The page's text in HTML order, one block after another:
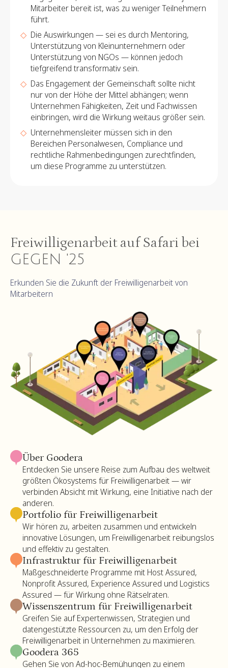
Mitarbeiter bereit ist, was zu weniger Teilnehmern
führt.
Die Auswirkungen — sei es durch Mentoring,
Unterstützung von Kleinunternehmern oder
Unterstützung von NGOs — können jedoch
tiefgreifend transformativ sein.
Das Engagement der Gemeinschaft sollte nicht
nur von der Höhe der Mittel abhängen; wenn
Unternehmen Fähigkeiten, Zeit und Fachwissen
einbringen, wird die Wirkung weitaus größer sein.
Unternehmensleiter müssen sich in den
Bereichen Personalwesen, Compliance und
rechtliche Rahmenbedingungen zurechtfinden,
um diese Programme zu unterstützen.
Freiwilligenarbeit auf Safari bei
GEGEN '25
Erkunden Sie die Zukunft der Freiwilligenarbeit von
Mitarbeitern
Über Goodera
Entdecken Sie unsere Reise zum Aufbau des weltweit
größten Ökosystems für Freiwilligenarbeit — wir
verbinden Absicht mit Wirkung, eine Initiative nach der
anderen.
Portfolio für Freiwilligenarbeit
Wir hören zu, arbeiten zusammen und entwickeln
innovative Lösungen, um Freiwilligenarbeit reibungslos
und effektiv zu gestalten.
Infrastruktur für Freiwilligenarbeit
Maßgeschneiderte Programme mit Host Assured,
Nonprofit Assured, Experience Assured und Logistics
Assured — für Wirkung ohne Rätselraten.
Wissenszentrum für Freiwilligenarbeit
Greifen Sie auf Expertenwissen, Strategien und
datengestützte Ressourcen zu, um den Erfolg der
Freiwilligenarbeit in Unternehmen zu maximieren.
Goodera 365
Gehen Sie von Ad-hoc-Bemühungen zu einem